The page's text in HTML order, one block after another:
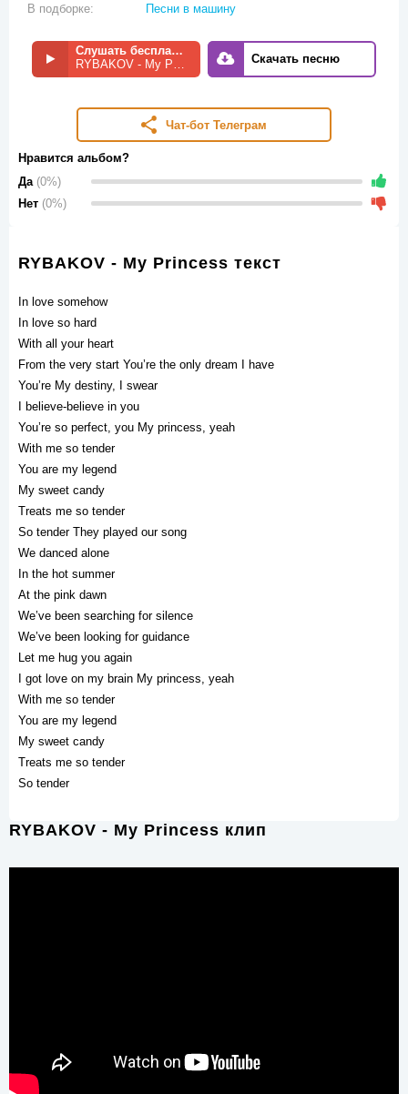
В подборке:
Песни в машину
Слушать бесплатно
RYBAKOV - My Princess
Скачать песню
Чат-бот Телеграм
Нравится альбом?
Да (0%)
Нет (0%)
RYBAKOV - My Princess текст
In love somehow
In love so hard
With all your heart
From the very start You’re the only dream I have
You’re My destiny, I swear
I believe-believe in you
You’re so perfect, you My princess, yeah
With me so tender
You are my legend
My sweet candy
Treats me so tender
So tender They played our song
We danced alone
In the hot summer
At the pink dawn
We’ve been searching for silence
We’ve been looking for guidance
Let me hug you again
I got love on my brain My princess, yeah
With me so tender
You are my legend
My sweet candy
Treats me so tender
So tender
RYBAKOV - My Princess клип